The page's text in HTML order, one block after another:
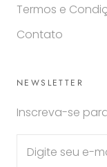
Termos e
Contato
NEWSLETTER
Inscreva-se